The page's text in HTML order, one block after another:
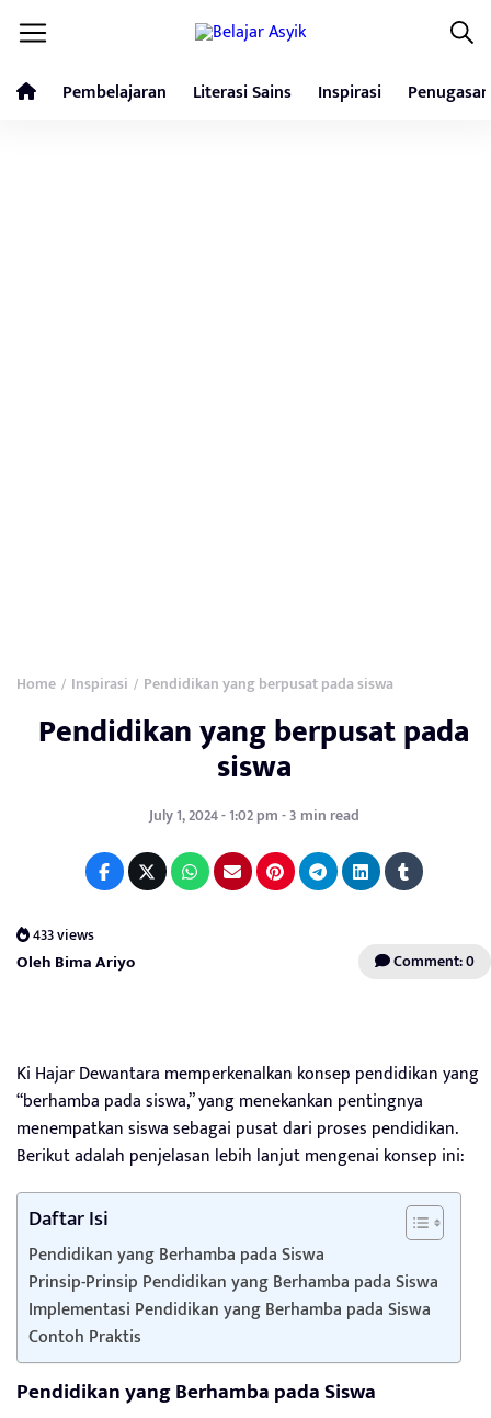
Pembelajaran Literasi Sains Inspirasi Penugasan
Home / Inspirasi / Pendidikan yang berpusat pada siswa
Pendidikan yang berpusat pada
siswa
July 1, 2024 - 1:02 pm - 3 min read
433 views
Oleh Bima Ariyo Comment: 0
Ki Hajar Dewantara memperkenalkan konsep pendidikan yang
“berhamba pada siswa,” yang menekankan pentingnya
menempatkan siswa sebagai pusat dari proses pendidikan.
Berikut adalah penjelasan lebih lanjut mengenai konsep ini:
Daftar Isi
Pendidikan yang Berhamba pada Siswa
Prinsip-Prinsip Pendidikan yang Berhamba pada Siswa
Implementasi Pendidikan yang Berhamba pada Siswa
Contoh Praktis
Pendidikan yang Berhamba pada Siswa